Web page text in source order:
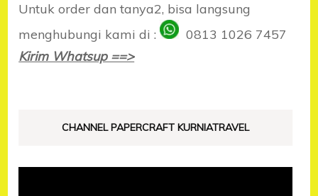
Untuk order dan tanya2, bisa langsung
menghubungi kami di :
0813 1026 7457
Kirim Whatsup ==>
CHANNEL PAPERCRAFT KURNIATRAVEL